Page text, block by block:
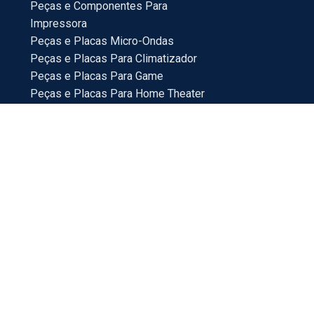
Peças e Componentes Para
Impressora
Peças e Placas Micro-Ondas
Peças e Placas Para Climatizador
Peças e Placas Para Game
Peças e Placas Para Home Theater